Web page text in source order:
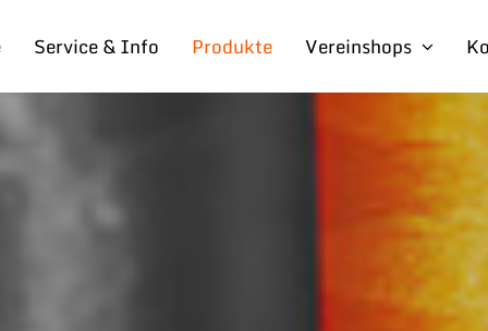
Service & Info Produkte Vereinshops